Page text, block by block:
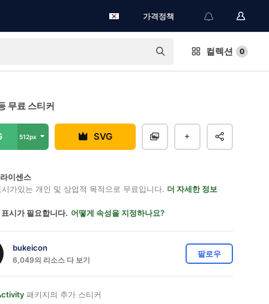
가격정책
컬렉션 0
무료 스티커
512px SVG
이센스
가있는 개인 및 상업적 목적으로 무료입니다. 더 자세한 정보
시가 필요합니다. 어떻게 속성을 지정하나요?
bukeicon
6,049의 리소스 다 보기
팔로우
패키지의 추가 스티커